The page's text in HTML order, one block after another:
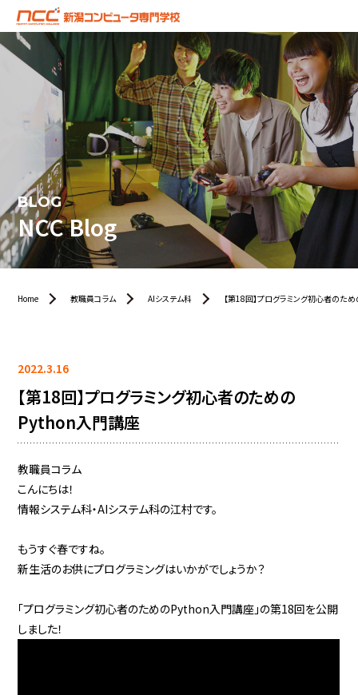
BLOG
NCC Blog
Home 教職員コラム AIシステム科 【第18回】プログラミング初心者のた
2022.3.16
【第18回】プログラミング初心者のための
Python入門講座
教職員コラム
こんにちは！
情報システム科・AIシステム科の江村です。
もうすぐ春ですね。
新生活のお供にプログラミングはいかがでしょうか？
「プログラミング初心者のためのPython入門講座」の第18回を公開
しました！